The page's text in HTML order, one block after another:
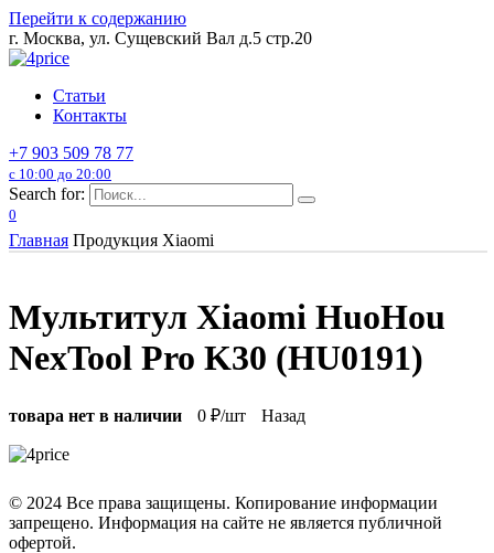
Перейти к содержанию
г. Москва, ул. Сущевский Вал д.5 стр.20
Статьи
Контакты
+7 903 509 78 77
с 10:00 до 20:00
Search for:
0
Главная Продукция Xiaomi
Мультитул Xiaomi HuoHou
NexTool Pro K30 (HU0191)
товара нет в наличии 0 ₽/шт Назад
© 2024 Все права защищены. Копирование информации
запрещено. Информация на сайте не является публичной
офертой.